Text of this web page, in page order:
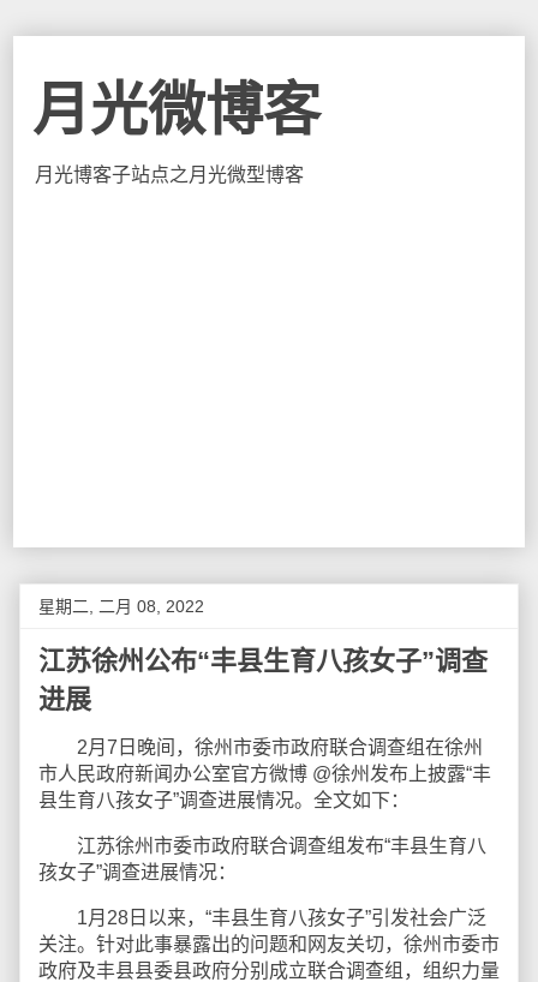
月光微博客
月光博客子站点之月光微型博客
星期二, 二月 08, 2022
江苏徐州公布“丰县生育八孩女子”调查
进展
2月7日晚间，徐州市委市政府联合调查组在徐州
市人民政府新闻办公室官方微博 @徐州发布上披露“丰
县生育八孩女子”调查进展情况。全文如下：
江苏徐州市委市政府联合调查组发布“丰县生育八
孩女子”调查进展情况：
1月28日以来，“丰县生育八孩女子”引发社会广泛
关注。针对此事暴露出的问题和网友关切，徐州市委市
政府及丰县县委县政府分别成立联合调查组，组织力量